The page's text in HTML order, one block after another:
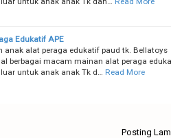
Edukatif APE
alat peraga edukatif paud tk. Bellatoys
berbagai macam mainan alat peraga
untuk anak anak Tk d…
Read More
Posting